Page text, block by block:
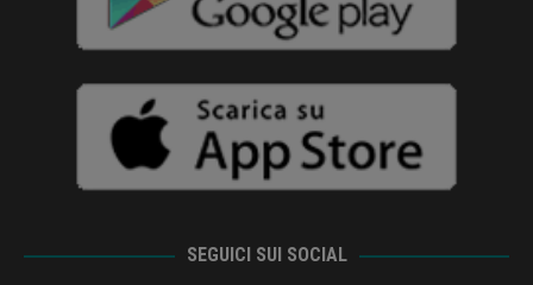
SEGUICI SUI SOCIAL